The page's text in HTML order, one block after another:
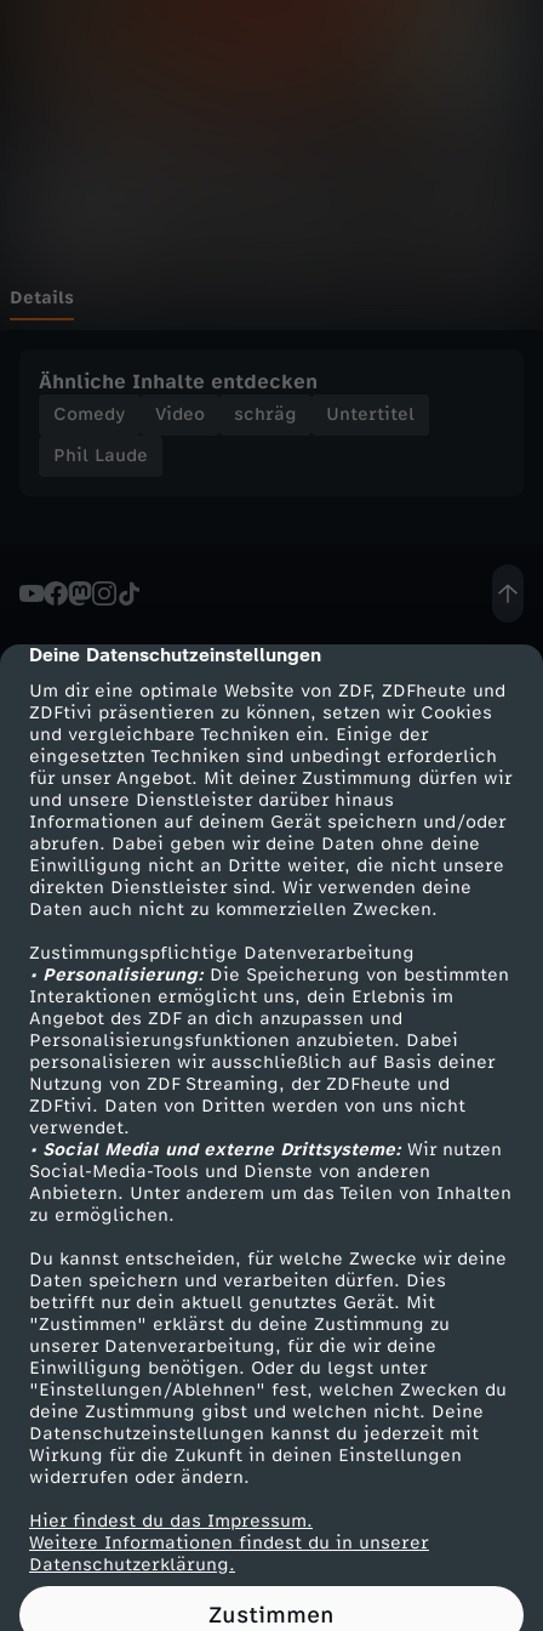
cmp-dialog-description
Deine Datenschutzeinstellungen
Um dir eine optimale Website von ZDF, ZDFheute und
ZDFtivi präsentieren zu können, setzen wir Cookies
und vergleichbare Techniken ein. Einige der
eingesetzten Techniken sind unbedingt erforderlich
für unser Angebot. Mit deiner Zustimmung dürfen wir
und unsere Dienstleister darüber hinaus
Informationen auf deinem Gerät speichern und/oder
abrufen. Dabei geben wir deine Daten ohne deine
Einwilligung nicht an Dritte weiter, die nicht unsere
direkten Dienstleister sind. Wir verwenden deine
Daten auch nicht zu kommerziellen Zwecken.
Zustimmungspflichtige Datenverarbeitung
• Personalisierung:Die Speicherung von bestimmten
Interaktionen ermöglicht uns, dein Erlebnis im
Angebot des ZDF an dich anzupassen und
Personalisierungsfunktionen anzubieten. Dabei
personalisieren wir ausschließlich auf Basis deiner
Nutzung von ZDF Streaming, der ZDFheute und
ZDFtivi. Daten von Dritten werden von uns nicht
verwendet.
• Social Media und externe Drittsysteme:Wir nutzen
Social-Media-Tools und Dienste von anderen
Anbietern. Unter anderem um das Teilen von Inhalten
zu ermöglichen.
Du kannst entscheiden, für welche Zwecke wir deine
Daten speichern und verarbeiten dürfen. Dies
betrifft nur dein aktuell genutztes Gerät. Mit
"Zustimmen" erklärst du deine Zustimmung zu
unserer Datenverarbeitung, für die wir deine
Einwilligung benötigen. Oder du legst unter
"Einstellungen/Ablehnen" fest, welchen Zwecken du
deine Zustimmung gibst und welchen nicht. Deine
Datenschutzeinstellungen kannst du jederzeit mit
Wirkung für die Zukunft in deinen Einstellungen
widerrufen oder ändern.
Hier findest du das Impressum.
Weitere Informationen findest du in unserer
Datenschutzerklärung.
Zustimmen
n
C
t
G
P
T
e
i
n
e
n
S
k
e
t
c
h
s
c
h
Details
Ähnliche Inhalte entdecken
Comedy Video schräg
Untertitel
Phil Laude
Mehr ZDF
ZDF-Apps
Smart TV
ZDFtext
Livestreams
Sendungen A-Z
TV-Programm
Service
ZDFmitreden
Kontakt zum ZDF
Tickets
Zuschauerservice
Hilfe
ZDF Unternehmen
Karriere
ZDF goes Schule
Werbefernsehen
Mainzelmännchen
Partner